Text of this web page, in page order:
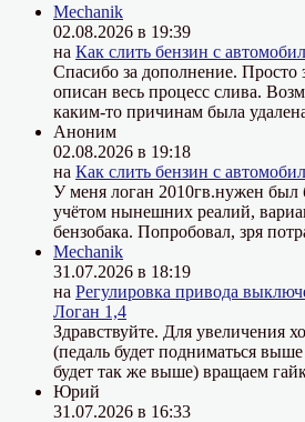
Mechanik
02.08.2026 в 19:39
на Как слить бензин с
Спасибо за дополнение. Просто
описан весь процесс слива.
каким-то причинам была
Аноним
02.08.2026 в 19:18
на Как слить бензин с
У меня логан 2010гв.нужен был
учётом нынешних реалий,
бензобака. Попробовал, зря
Mechanik
31.07.2026 в 18:19
на Регулировка привода
Логан 1,4
Здравствуйте. Для увеличения
(педаль будет подниматься
будет так же выше) вращаем
Юрий
31.07.2026 в 16:33